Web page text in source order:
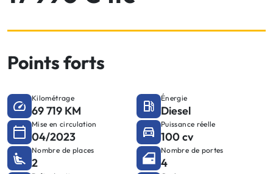
Points forts
Kilométrage
69 719 KM
Énergie
Diesel
Mise en circulation
04/2023
Puissance réelle
100 cv
Nombre de places
2
Nombre de portes
4